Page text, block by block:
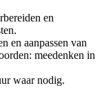
en
en aanpassen van
meedenken in
waar nodig.